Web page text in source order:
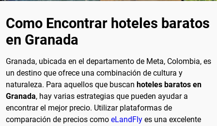
Como Encontrar hoteles baratos
en Granada
Granada, ubicada en el departamento de Meta, Colombia, es
un destino que ofrece una combinación de cultura y
naturaleza. Para aquellos que buscan hoteles baratos en
Granada, hay varias estrategias que pueden ayudar a
encontrar el mejor precio. Utilizar plataformas de
comparación de precios como eLandFly es una excelente